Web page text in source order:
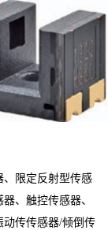
、限定反射型传感
、触控传感器、
动传传感器/倾倒传